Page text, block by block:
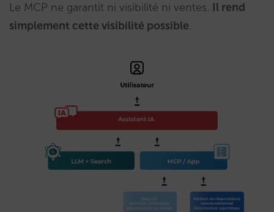
Le MCP ne garantit ni visibilité ni ventes. Il rend
simplement cette visibilité possible.